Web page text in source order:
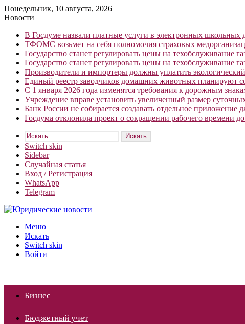
Понедельник, 10 августа, 2026
Новости
В Госдуме назвали платные услуги в электронных
ТФОМС возьмет на себя полномочия страховых
Государство станет регулировать цены на техобслуживание
Государство станет регулировать цены на техобслуживание
Производители и импортеры должны уплатить
Единый реестр заводчиков домашних животных планируют
С 1 января 2026 года изменятся требования к дорожным
Учреждение вправе установить увеличенный размер
Банк России не собирается создавать отдельное
Госдума отклонила проект о сокращении рабочего времени
Искать
Switch skin
Sidebar
Случайная статья
Вход / Регистрация
WhatsApp
Telegram
Меню
Искать
Switch skin
Войти
Бизнес
Бюджетный учет